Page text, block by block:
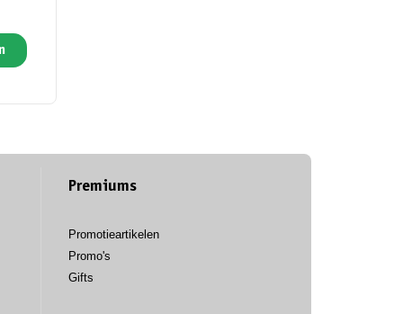
Premiums
Promotieartikelen
Promo's
Gifts